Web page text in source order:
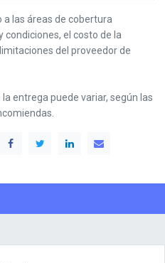
a las áreas de cobertura
condiciones, el costo de la
del proveedor de
entrega puede variar, según las